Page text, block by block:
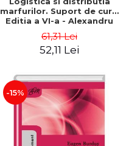
marfurilor. Suport de curs.
Editia a VI-a - Alexandru
61,31 Lei
52,11 Lei
-15%